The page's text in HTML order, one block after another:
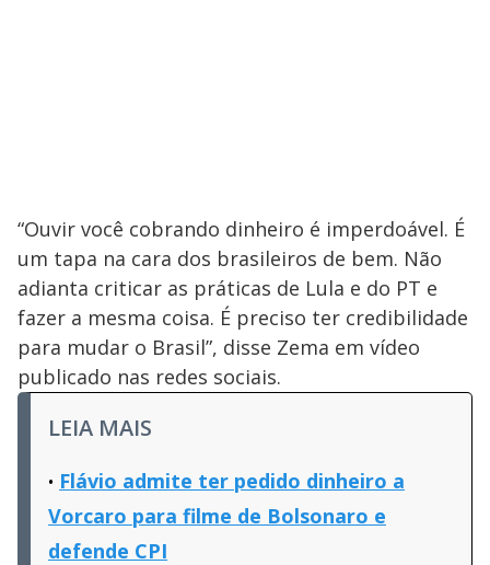
“Ouvir você cobrando dinheiro é imperdoável. É
um tapa na cara dos brasileiros de bem. Não
adianta criticar as práticas de Lula e do PT e
fazer a mesma coisa. É preciso ter credibilidade
para mudar o Brasil”, disse Zema em vídeo
publicado nas redes sociais.
LEIA MAIS
Flávio admite ter pedido dinheiro a
Vorcaro para filme de Bolsonaro e
defende CPI